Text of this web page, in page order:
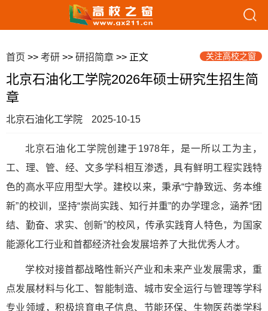
首页 >> 考研 >> 研招简章 >> 正文 关注高校之窗
北京石油化工学院2026年硕士研究生招生简
章
北京石油化工学院 2025-10-15
北京石油化工学院创建于1978年，是一所以工为主，
工、理、管、经、文多学科相互渗透，具有鲜明工程实践特
色的高水平应用型大学。建校以来，秉承“宁静致远、务本维
新”的校训，坚持“崇尚实践、知行并重”的办学理念，涵养“团
结、勤奋、求实、创新”的校风，传承实践育人特色，为国家
能源化工行业和首都经济社会发展培养了大批优秀人才。
学校对接首都战略性新兴产业和未来产业发展需求，重
点发展材料与化工、智能制造、城市安全运行与管理等学科
专业领域，积极培育电子信息、节能环保、生物医药类学科